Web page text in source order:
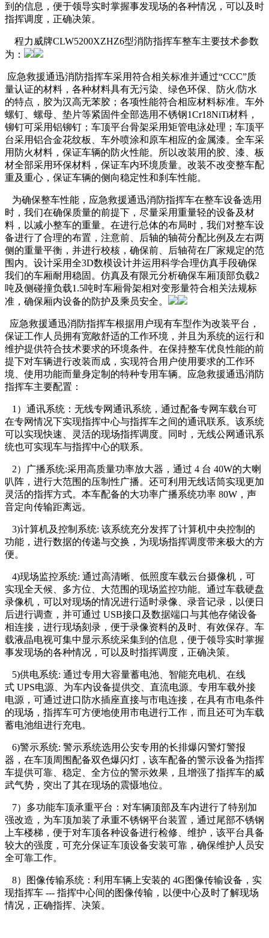
到的信息，便于领导实时掌握事发现场的各种情况，可以及时
指挥调度，正确决策。
程力威牌CLW5200XZHZ6型消防指挥车整车主要技术参数
为：
应急救援通迅消防指挥车采用符合相关标准并通过“CCC”质
量认证的材料，各种材料具有无污染、绿色环保、防火/防水
的特点，胶为汉高无苯胶；各项性能符合相应材料标准。车外
螺钉、螺母、垫片等紧固件全部选用不锈钢1Cr18NiTi材料，
铆钉可采用铝铆钉；车顶平台骨架采用矩管电泳处理；车顶平
台采用铝合金花纹板、车外喷涂和原车相应的金属漆。全车采
用防火材料，保证车辆的防火性能。所以改装用的胶、漆、板
材全部采用环保材料，保证车内环境质量。改装不改变整车配
重及重心，保证车辆的侧向稳定性和刹车性能。
为确保整车性能，应急救援通迅消防指挥车在整车设备选用
时，我们在确保质量的前提下，尽量采用重量轻的设备及材
料，以减小整车的重量。在进行总体的布局时，我们对整车设
备进行了合理的布置，注意前、后轴的轴荷分配比例及左右两
侧的重量平衡，并进行校核，确保前、后轴荷在厂家规定的范
围内。设计采用全3D数模设计并运用科学合理仿真手段确保
我们的车厢耐用稳固。仿真及有限元分析确保车厢顶部负载2
吨及侧碰撞负载1.5吨时车厢骨架相对变形量符合相关法规标
准，确保厢内设备的防护及乘员安全。
应急救援通迅消防指挥车根据用户现有车型作为改装平台，
保证工作人员拥有宽敞舒适的工作环境，并且为系统的运行和
维护提供符合技术要求的环境条件。在保持整车优良性能的前
提下对车辆进行改装而成，实现符合用户使用要求的工作环
境、使用功能而量身定制的特种专用车辆。应急救援通迅消防
指挥车主要配置：
1）通讯系统：无线专网通讯系统，通过配备专网车载台可
在专网情况下实现指挥中心与指挥车之间的通讯联系。该系统
可以实现快速、灵活的现场指挥调度。同时，无线公网通讯系
统也可实现车与指挥中心的联系。
2）广播系统:采用高质量功率放大器，通过 4 台 40W的大喇
叭阵，进行大范围的压制性广播。还可利用无线话筒实现更加
灵活的指挥方式。本车配备的大功率广播系统功率 80W，声
音定向传输距离远。
3)计算机及控制系统: 该系统充分发挥了计算机中央控制的
功能，进行数据的传递与交换，为现场指挥调度带来极大的方
便。
4)现场监控系统: 通过高清晰、低照度车载云台摄像机，可
实现全天候、多方位、大范围的现场监控功能。通过车载硬盘
录像机，可以对现场的情况进行适时录像、录音记录，以便日
后进行调查，并可通过 USB接口及数据端口与其他存储设备
相连接，进行现场刻录，便于录像资料的及时、有效保存。车
载液晶电视可集中显示系统采集到的信息，便于领导实时掌握
事发现场的各种情况，可以及时指挥调度，正确决策。
5)供电系统: 通过专用大容量蓄电池、智能充电机、在线
式 UPS电源、为车内设备提供交、直流电源。专用车载外接
电源，可通过进口防水插座直接与市电连接，在具有市电条件
的现场，指挥车可方便地使用市电进行工作，而且还可为车载
蓄电池组进行充电。
6)警示系统: 警示系统选用公安专用的长排爆闪警灯警报
器，在车顶周围配备双色爆闪灯，该车配备的警示设备为指挥
车提供可靠、稳定、全方位的警示效果，且增强了指挥车的威
武气势，突出了其在现场的震慑地位。
7）多功能车顶承重平台：对车辆顶部及车内进行了特别加
强改造，为车顶加装了承重不锈钢平台装置，通过尾部不锈钢
上车楼梯，便于对车顶各种设备进行检修、维护，该平台具备
较大的强度，可充分保证车顶设备安装可靠，确保维护人员安
全可靠工作。
8）图像传输系统：利用车辆上安装的 4G图像传输设备，实
现指挥车 --- 指挥中心间的图像传输，以便中心及时了解现场
情况，正确指挥、决策。